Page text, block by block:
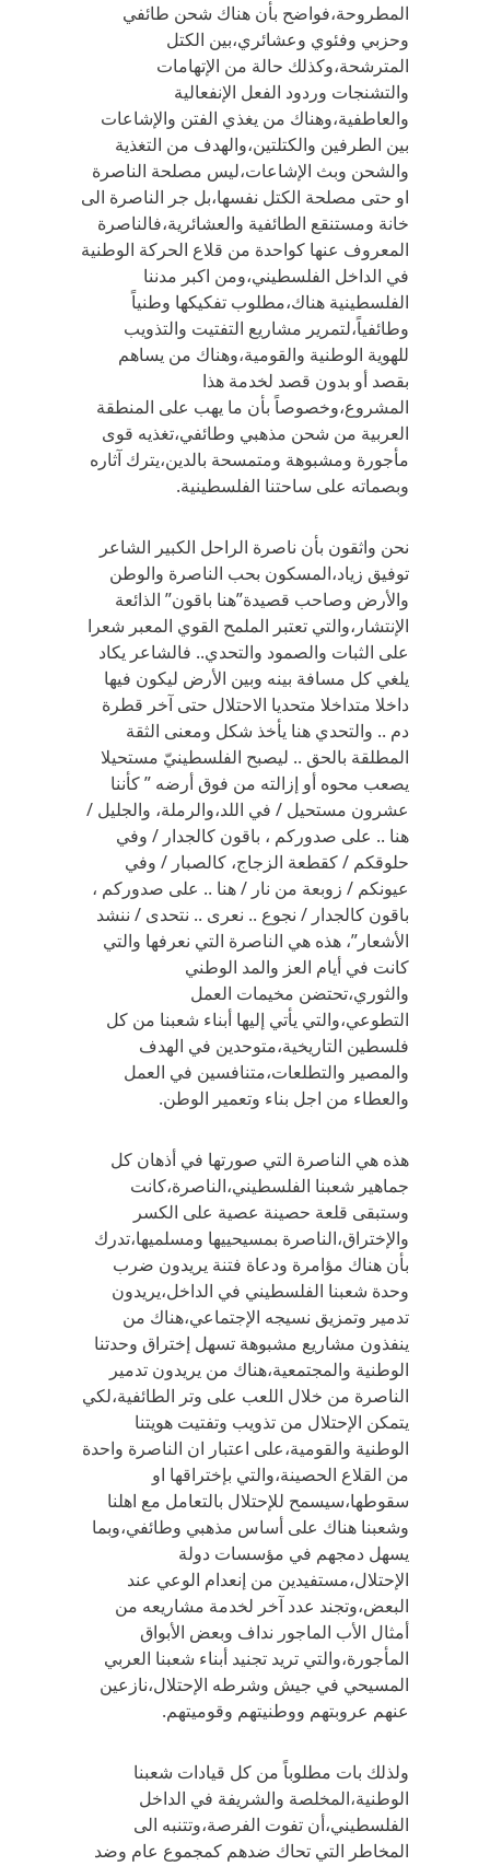
المطروحة،فواضح بأن هناك شحن طائفي
وحزبي وفئوي وعشائري،بين الكتل
المترشحة،وكذلك حالة من الإتهامات
والتشنجات وردود الفعل الإنفعالية
والعاطفية،وهناك من يغذي الفتن والإشاعات
بين الطرفين والكتلتين،والهدف من التغذية
والشحن وبث الإشاعات،ليس مصلحة الناصرة
او حتى مصلحة الكتل نفسها،بل جر الناصرة الى
خانة ومستنقع الطائفية والعشائرية،فالناصرة
المعروف عنها كواحدة من قلاع الحركة الوطنية
في الداخل الفلسطيني،ومن اكبر مدننا
الفلسطينية هناك،مطلوب تفكيكها وطنياً
وطائفياً،لتمرير مشاريع التفتيت والتذويب
للهوية الوطنية والقومية،وهناك من يساهم
بقصد أو بدون قصد لخدمة هذا
المشروع،وخصوصاً بأن ما يهب على المنطقة
العربية من شحن مذهبي وطائفي،تغذيه قوى
مأجورة ومشبوهة ومتمسحة بالدين،يترك آثاره
وبصماته على ساحتنا الفلسطينية.
نحن واثقون بأن ناصرة الراحل الكبير الشاعر
توفيق زياد،المسكون بحب الناصرة والوطن
والأرض وصاحب قصيدة”هنا باقون” الذائعة
الإنتشار،والتي تعتبر الملمح القوي المعبر شعرا
على الثبات والصمود والتحدي.. فالشاعر يكاد
يلغي كل مسافة بينه وبين الأرض ليكون فيها
داخلا متداخلا متحديا الاحتلال حتى آخر قطرة
دم .. والتحدي هنا يأخذ شكل ومعنى الثقة
المطلقة بالحق .. ليصبح الفلسطينيّ مستحيلا
يصعب محوه أو إزالته من فوق أرضه ” كأننا
عشرون مستحيل / في اللد،والرملة، والجليل /
هنا .. على صدوركم ، باقون كالجدار / وفي
حلوقكم / كقطعة الزجاج، كالصبار / وفي
عيونكم / زوبعة من نار / هنا .. على صدوركم ،
باقون كالجدار / نجوع .. نعرى .. نتحدى / ننشد
الأشعار”، هذه هي الناصرة التي نعرفها والتي
كانت في أيام العز والمد الوطني
والثوري،تحتضن مخيمات العمل
التطوعي،والتي يأتي إليها أبناء شعبنا من كل
فلسطين التاريخية،متوحدين في الهدف
والمصير والتطلعات،متنافسين في العمل
والعطاء من اجل بناء وتعمير الوطن.
هذه هي الناصرة التي صورتها في أذهان كل
جماهير شعبنا الفلسطيني،الناصرة،كانت
وستبقى قلعة حصينة عصية على الكسر
والإختراق،الناصرة بمسيحييها ومسلميها،تدرك
بأن هناك مؤامرة ودعاة فتنة يريدون ضرب
وحدة شعبنا الفلسطيني في الداخل،يريدون
تدمير وتمزيق نسيجه الإجتماعي،هناك من
ينفذون مشاريع مشبوهة تسهل إختراق وحدتنا
الوطنية والمجتمعية،هناك من يريدون تدمير
الناصرة من خلال اللعب على وتر الطائفية،لكي
يتمكن الإحتلال من تذويب وتفتيت هويتنا
الوطنية والقومية،على اعتبار ان الناصرة واحدة
من القلاع الحصينة،والتي بإختراقها او
سقوطها،سيسمح للإحتلال بالتعامل مع اهلنا
وشعبنا هناك على أساس مذهبي وطائفي،وبما
يسهل دمجهم في مؤسسات دولة
الإحتلال،مستفيدين من إنعدام الوعي عند
البعض،وتجند عدد آخر لخدمة مشاريعه من
أمثال الأب الماجور نداف وبعض الأبواق
المأجورة،والتي تريد تجنيد أبناء شعبنا العربي
المسيحي في جيش وشرطه الإحتلال،نازعين
عنهم عروبتهم ووطنيتهم وقوميتهم.
ولذلك بات مطلوباً من كل قيادات شعبنا
الوطنية،المخلصة والشريفة في الداخل
الفلسطيني،أن تفوت الفرصة،وتتنبه الى
المخاطر التي تحاك ضدهم كمجموع عام وضد